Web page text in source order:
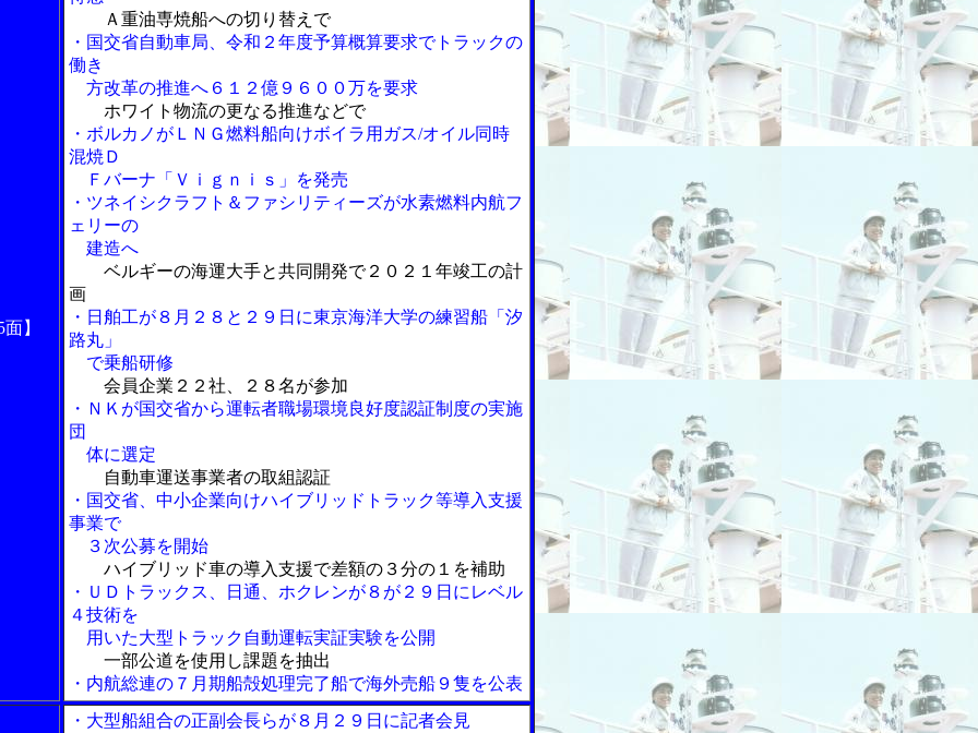
】
Ａ重油専焼船への切り替えで
・国交省自動車局、令和２年度予算概算要求でトラックの
働き
方改革の推進へ６１２億９６００万を要求
ホワイト物流の更なる推進などで
・ボルカノがＬＮＧ燃料船向けボイラ用ガス/オイル同時
混焼Ｄ
Ｆバーナ「Ｖｉｇｎｉｓ」を発売
・ツネイシクラフト＆ファシリティーズが水素燃料内航フ
ェリーの
建造へ
ベルギーの海運大手と共同開発で２０２１年竣工の計
画
・日舶工が８月２８と２９日に東京海洋大学の練習船「汐
路丸」
で乗船研修
会員企業２２社、２８名が参加
・ＮＫが国交省から運転者職場環境良好度認証制度の実施
団
体に選定
自動車運送事業者の取組認証
・国交省、中小企業向けハイブリッドトラック等導入支援
事業で
３次公募を開始
ハイブリッド車の導入支援で差額の３分の１を補助
・ＵＤトラックス、日通、ホクレンが８が２９日にレベル
４技術を
用いた大型トラック自動運転実証実験を公開
一部公道を使用し課題を抽出
・内航総連の７月期船殻処理完了船で海外売船９隻を公表
・大型船組合の正副会長らが８月２９日に記者会見